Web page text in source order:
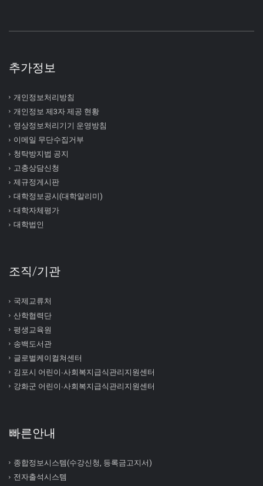
추가정보
개인정보처리방침
개인정보 제3자 제공 현황
영상정보처리기기 운영방침
이메일 무단수집거부
청탁방지법 공지
고충상담신청
제규정게시판
대학정보공시(대학알리미)
대학자체평가
대학법인
조직/기관
국제교류처
산학협력단
평생교육원
송백도서관
글로벌케이컬쳐센터
김포시 어린이∙사회복지급식관리지원센터
강화군 어린이∙사회복지급식관리지원센터
빠른안내
종합정보시스템(수강신청, 등록금고지서)
전자출석시스템